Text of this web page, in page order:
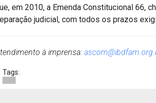
em 2010, a Emenda Constitucional 66,
judicial, com todos os prazos
à imprensa:
Tags: